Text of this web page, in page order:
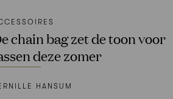
chain bag zet de toon voor
deze zomer
HANSUM